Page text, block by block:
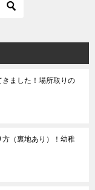
ました！場所取りの
方（裏地あり）！幼稚